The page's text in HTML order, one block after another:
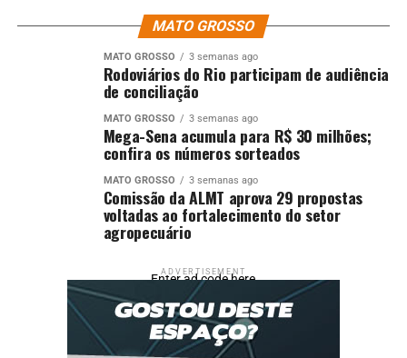
MATO GROSSO
MATO GROSSO 3 semanas ago
Rodoviários do Rio participam de audiência
de conciliação
MATO GROSSO 3 semanas ago
Mega-Sena acumula para R$ 30 milhões;
confira os números sorteados
MATO GROSSO 3 semanas ago
Comissão da ALMT aprova 29 propostas
voltadas ao fortalecimento do setor
agropecuário
ADVERTISEMENT
Enter ad code here